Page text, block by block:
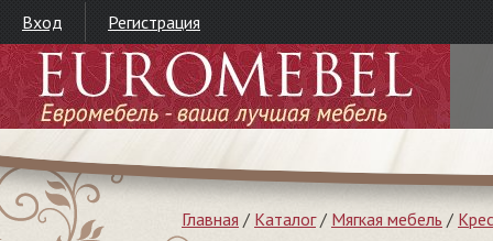
Вход Регистрация
Главная / Каталог/ Мягкая мебель /